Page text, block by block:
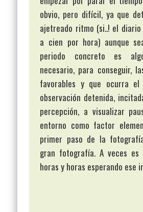
obvio, pero difícil, ya que
ajetreado ritmo (si..! el diario
a cien por hora) aunque
periodo concreto es
necesario, para conseguir,
favorables y que ocurra
observación detenida,
percepción, a visualizar
entorno como factor
primer paso de la
gran fotografía. A veces es
horas y horas esperando ese